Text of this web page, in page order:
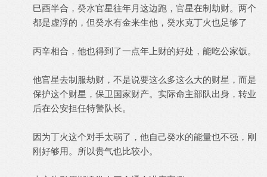
巳酉半合，癸水官星往年月这边跑，官星在制劫财。两个
都是虚浮的，但癸水有金来生他，癸水克丁火也足够了
丙辛相合，他也得到了一点年上财的好处，能吃公家饭。
他官星去制服劫财，不是说要这么多这么大的财星，而是
保护这个财星，保卫国家财产。实际命主部队出身，转业
后在公安担任特警队长。
因为丁火这个对手太弱了，他自己癸水的能量也不强，刚
刚好够用。所以贵气也比较小。